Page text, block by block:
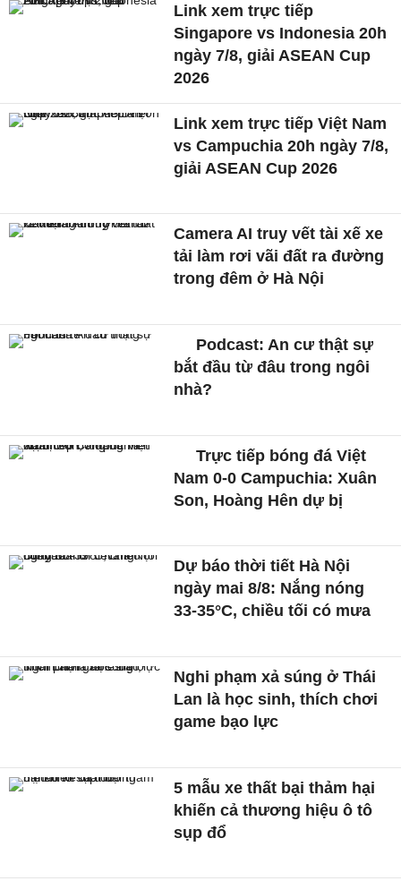
Link xem trực tiếp
Singapore vs Indonesia 20h
ngày 7/8, giải ASEAN Cup
2026
Link xem trực tiếp Việt Nam
vs Campuchia 20h ngày 7/8,
giải ASEAN Cup 2026
Camera AI truy vết tài xế xe
tải làm rơi vãi đất ra đường
trong đêm ở Hà Nội
Podcast: An cư thật sự
bắt đầu từ đâu trong ngôi
nhà?
Trực tiếp bóng đá Việt
Nam 0-0 Campuchia: Xuân
Son, Hoàng Hên dự bị
Dự báo thời tiết Hà Nội
ngày mai 8/8: Nắng nóng
33-35°C, chiều tối có mưa
Nghi phạm xả súng ở Thái
Lan là học sinh, thích chơi
game bạo lực
5 mẫu xe thất bại thảm hại
khiến cả thương hiệu ô tô
sụp đổ